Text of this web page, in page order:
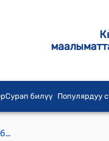
Сурап билүү Популярдуу
Кабылан-Көл айылдык кеңешинин 2015-жылдын 10-февралындагы № 26/4 "Кабылан–Көл айылдык кеңешинин 2015– жылга перспективалык иш планын бекитүү жөнүндө " токтому